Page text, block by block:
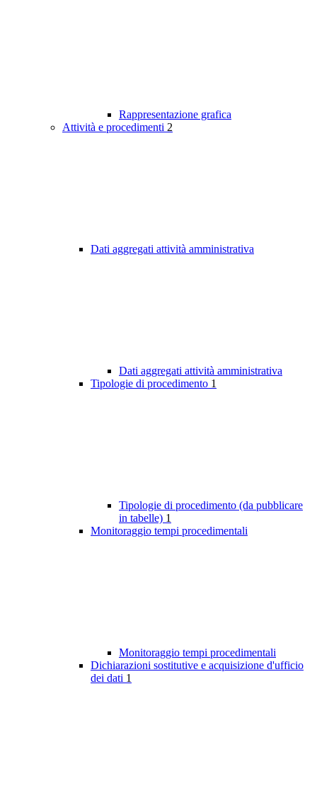
Rappresentazione grafica
Attività e procedimenti 2
Dati aggregati attività amministrativa
Dati aggregati attività amministrativa
Tipologie di procedimento 1
Tipologie di procedimento (da pubblicare
in tabelle) 1
Monitoraggio tempi procedimentali
Monitoraggio tempi procedimentali
Dichiarazioni sostitutive e acquisizione d'ufficio
dei dati 1